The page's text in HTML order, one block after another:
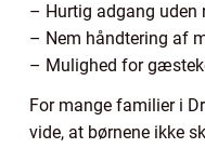
– Hurtig adgang uden
– Nem håndtering af
– Mulighed for
For mange familier i
vide, at børnene ikke